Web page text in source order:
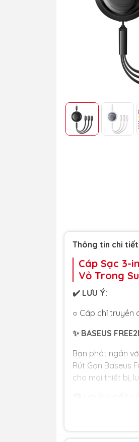
Thông tin chi tiết
Cáp Sạc 3-
Vỏ Trong
✔️ LƯU Ý:
○ Cáp chỉ truyền
✨ BASEUS
Bạn phát ngán
Rút Gọn Baseus
cho mọi thiết bị,
🌍 MỘT CÁP
cáp này được